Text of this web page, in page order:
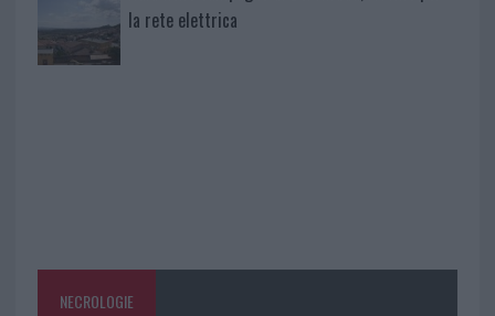
la rete elettrica
NECROLOGIE